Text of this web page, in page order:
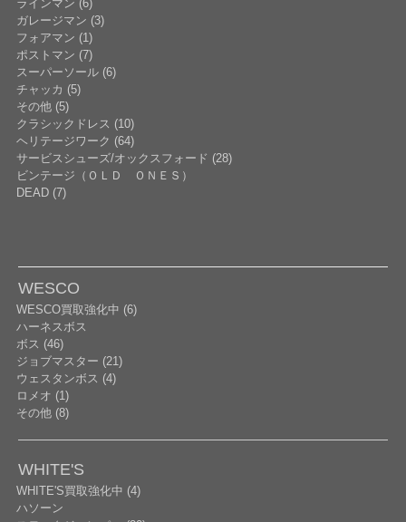
ラインマン (6)
ガレージマン (3)
フォアマン (1)
ポストマン (7)
スーパーソール (6)
チャッカ (5)
その他 (5)
クラシックドレス (10)
ヘリテージワーク (64)
サービスシューズ/オックスフォード (28)
ビンテージ（ＯＬＤ ＯＮＥＳ）
DEAD (7)
WESCO
WESCO買取強化中 (6)
ハーネスボス
ボス (46)
ジョブマスター (21)
ウェスタンボス (4)
ロメオ (1)
その他 (8)
WHITE'S
WHITE'S買取強化中 (4)
ハソーン